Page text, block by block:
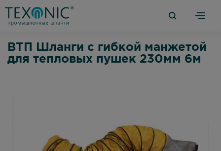
ВТП Шланги с гибкой манжетой
для тепловых пушек 230мм 6м